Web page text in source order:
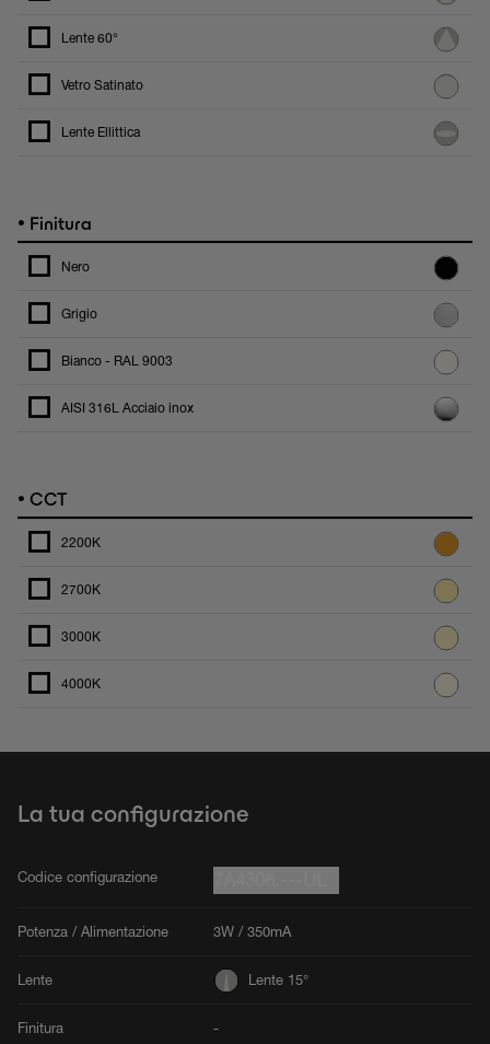
Lente 60°
Vetro Satinato
Lente Ellittica
• Finitura
Nero
Grigio
Bianco - RAL 9003
AISI 316L Acciaio inox
• CCT
2200K
2700K
3000K
4000K
La tua configurazione
Codice configurazione
Potenza / Alimentazione 3W / 350mA
Lente Lente 15°
Finitura -